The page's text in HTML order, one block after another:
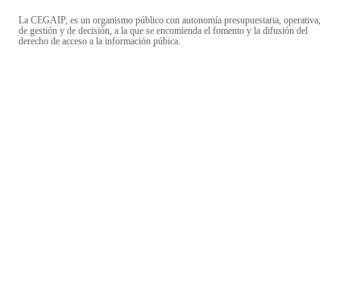
La CEGAIP, es un organismo público con autonomía presupuestaria, operativa,
de gestión y de decisión, a la que se encomienda el fomento y la difusión del
derecho de acceso a la información púbica.